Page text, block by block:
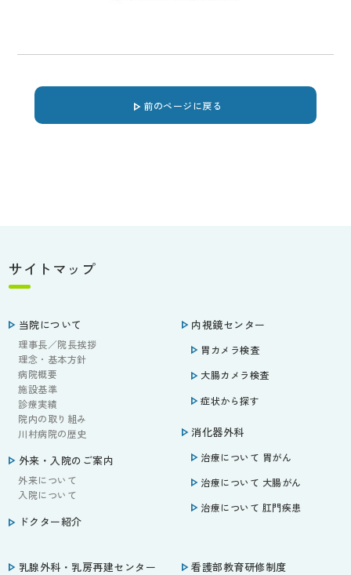
前のページに戻る
サイトマップ
当院について
理事長／院長挨拶
理念・基本方針
病院概要
施設基準
診療実績
院内の取り組み
川村病院の歴史
外来・入院のご案内
外来について
入院について
ドクター紹介
内視鏡センター
胃カメラ検査
大腸カメラ検査
症状から探す
消化器外科
治療について 胃がん
治療について 大腸がん
治療について 肛門疾患
乳腺外科・乳房再建センター 看護部教育研修制度